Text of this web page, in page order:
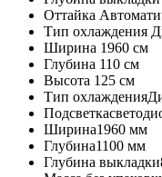
Оттайка
Тип охлаждения
Ширина 1960 см
Глубина 110 см
Высота 125 см
Тип охлаждения
Подсветка
Ширина1960 мм
Глубина1100 мм
Глубина выкладки